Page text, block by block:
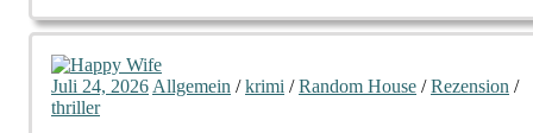
Juli 24, 2026Allgemein /krimi /Random House /Rezension /
thriller